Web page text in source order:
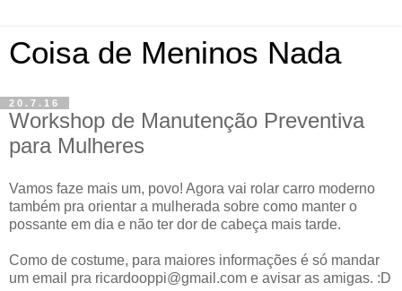
Coisa de Meninos Nada
20.7.16
Workshop de Manutenção Preventiva
para Mulheres
Vamos faze mais um, povo! Agora vai rolar carro moderno
também pra orientar a mulherada sobre como manter o
possante em dia e não ter dor de cabeça mais tarde.
Como de costume, para maiores informações é só mandar
um email pra ricardooppi@gmail.com e avisar as amigas. :D